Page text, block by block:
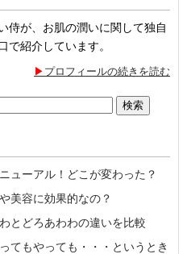
侍が、お肌の潤いに関して独自
で紹介しています。
プロフィールの続きを読む
ューアル！どこが変わった？
美容に効果的なの？
とどろあわわの違いを比較
てもやっても・・・というとき